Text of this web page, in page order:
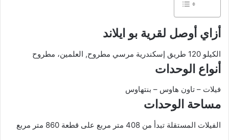
أزاي أوصل لقرية بو ايلاند
الكيلو 120 طريق إسكندرية مرسي مطروح, العلمين، مطروح
أنواع الوحدات
فيلات – تاون هاوس – بنتهاوس
مساحة الوحدات
الفيلات المستقلة تبدأ من 408 متر مربع على قطعة 860 متر مربع